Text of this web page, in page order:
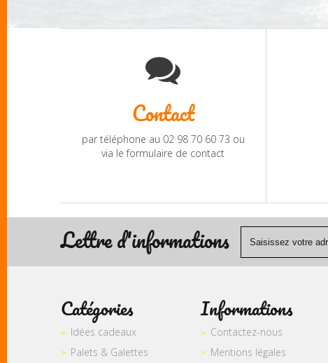
Contact
par téléphone au 02 98 70 60 73 ou
via le formulaire de contact
Lettre d'informations
Catégories
Idées cadeaux
Palets & Galettes
Informations
Contactez-nous
Mentions légales